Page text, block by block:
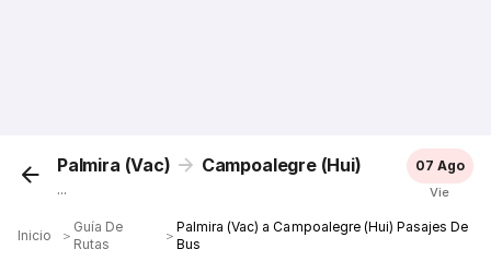
Palmira (Vac) Campoalegre (Hui)
...
07 Ago
Vie
Inicio ＞
Guía De
Rutas
＞
Palmira (Vac) a Campoalegre (Hui) Pasajes De
Bus